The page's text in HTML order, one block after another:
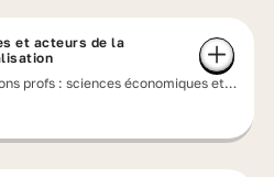
et acteurs de la
profs : sciences économiques et